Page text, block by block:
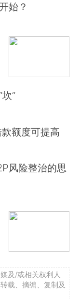
始？
”
额度可提高
风险整治的思
及/或相关权利人
载、摘编、复制及